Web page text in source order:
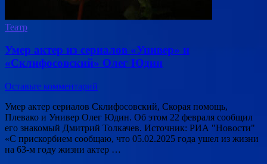
Театр
Умер актер из сериалов «Универ» и
«Склифосовский» Олег Юдин
Оставьте комментарий
Умер актер сериалов Склифосовский, Скорая помощь,
Плевако и Универ Олег Юдин. Об этом 22 февраля сообщил
его знакомый Дмитрий Толкачев. Источник: РИА "Новости"
«С прискорбием сообщаю, что 05.02.2025 года ушел из жизни
на 63-м году жизни актер …